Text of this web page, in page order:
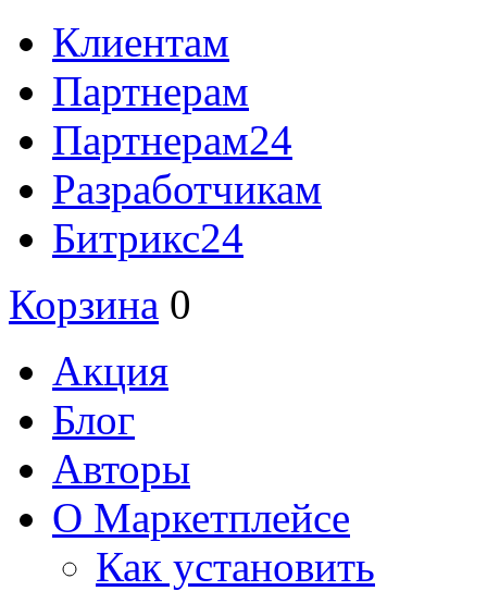
Клиентам
Партнерам
Партнерам24
Разработчикам
Битрикс24
Корзина 0
Акция
Блог
Авторы
О Маркетплейсе
Как установить